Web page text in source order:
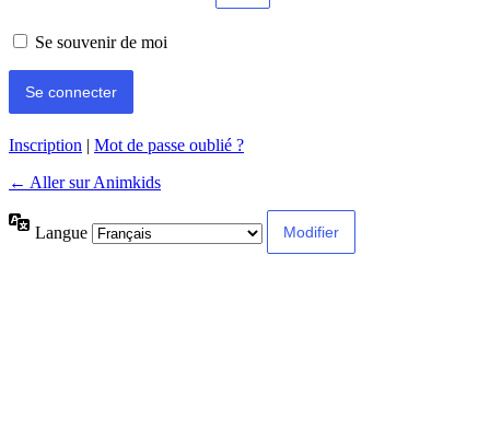
Se souvenir de moi
Inscription | Mot de passe oublié ?
← Aller sur Animkids
Langue